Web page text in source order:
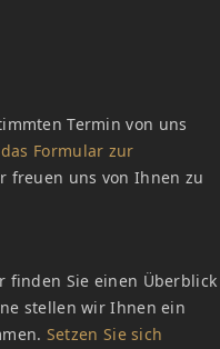
Termin von uns
Formular zur
freuen uns von Ihnen zu
finden Sie einen Überblick
stellen wir Ihnen ein
Setzen Sie sich